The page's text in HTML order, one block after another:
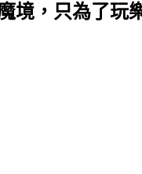
境，只為了玩